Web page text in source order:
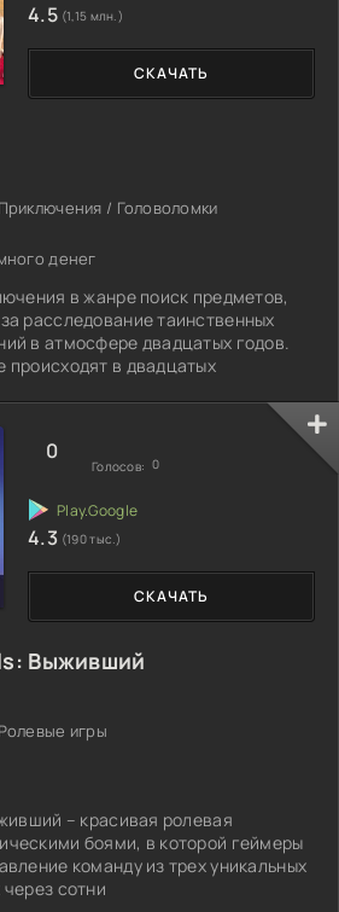
/ Головоломки
денег
в жанре поиск предметов,
расследование таинственных
в атмосфере двадцатых годов.
происходят в двадцатых
СКАЧАТЬ
4.5 (1,15 млн.)
Выживший
игры
– красивая ролевая
боями, в которой геймеры
команду из трех уникальных
сотни
СКАЧАТЬ
0
Голосов: 0
4.3 (190 тыс.)